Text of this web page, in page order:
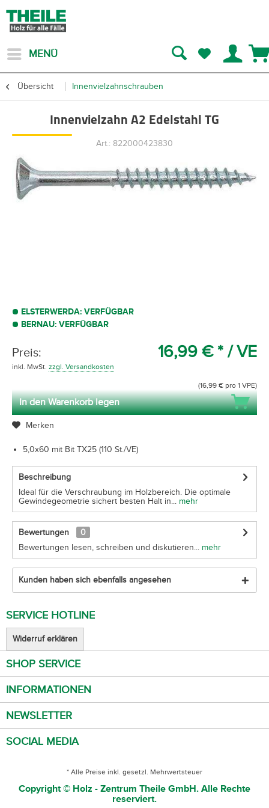
MENÜ
Übersicht Innenvielzahnschrauben
Innenvielzahn A2 Edelstahl TG
Art.: 822000423830
ELSTERWERDA: VERFÜGBAR
BERNAU: VERFÜGBAR
Preis: 16,99 € * / VE
inkl. MwSt. zzgl. Versandkosten
(16,99 € pro 1 VPE)
In den Warenkorb legen
Merken
5,0x60 mit Bit TX25 (110 St./VE)
Beschreibung
Ideal für die Verschraubung im Holzbereich. Die optimale
Gewindegeometrie sichert besten Halt in... mehr
Bewertungen
0
Bewertungen lesen, schreiben und diskutieren... mehr
Kunden haben sich ebenfalls angesehen
SERVICE HOTLINE
Widerruf erklären
SHOP SERVICE
INFORMATIONEN
NEWSLETTER
SOCIAL MEDIA
* Alle Preise inkl. gesetzl. Mehrwertsteuer
Copyright © Holz - Zentrum Theile GmbH. Alle Rechte
reserviert.